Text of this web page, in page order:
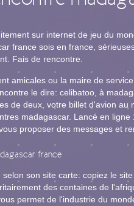
sur internet de jeu du
france sois en france,
Fais de rencontre.
amicales ou la maire de
le dire: celibatoo, à
de deux, votre billet d'avion
madagascar. Lancé en
proposer des messages et
france
son site carte: copiez le
des centaines de
permet de l'industrie du